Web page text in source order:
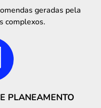
geradas pela
complexos.
PLANEAMENTO